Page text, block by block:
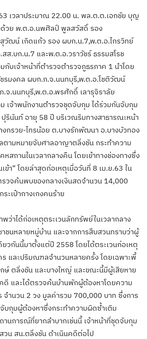
เวลาประมาณ 22.00 น. พล.ต.ต.เอกชัย บุญ
วย​ พ.ต.อ.นพศิลป์ พูลสวัสดิ์ รอง
วัฒน์ เกิดแก้ว รอง ผบก.น.7,พ.ต.อ.ไกรวิทย์
.บก.น.7​ และ​พ.ต.อ.วราวัชร์ ธรรมสโรช
กับเจ้าหน้าที่ตำรวจตำรวจภูธรภาค 1 นำโดย
รมงคล ผบก.ภ.จ.นนทบุรี,พ.ต.อ.โชติวัฒน์
.จ.นนทบุรี,พ.ต.อ.พรศักดิ์ เลารุจิราลัย
เจ้าพนักงานตำรวจชุดจับกุม ได้ร่วมกันจับกุม
รินันท์ อายุ 58 ปี บริเวณริมทางสาธารณะหน้า
งกรวย-ไทรน้อย ต.บางรักพัฒนา อ.บางบัวทอง
ามหมายจับศาลอาญาตลิ่งชัน กระทำความ
สถานในเวลากลางคืน โดยเข้าทางช่องทางซึ่ง
ข้า” โดยล่าสุดก่อเหตุเมื่อวันที่ 8 เม.ย.63 ใน
วจค้นพบของกลางเงินสดจำนวน 14,000
ะเป๋ากางเกงคนร้าย
พว่าได้ก่อเหตุตระเวนลักทรัพย์ในเวลากลาง
ชนหลายหมู่บ้าน และจากการสืบสวนทราบว่าผู้
ยวกันนี้มาตั้งแต่ปี 2558 โดยได้ตระเวนก่อเหตุ
และปริมณฑลจำนวนหลายครั้ง โดยเฉพาะพี้
ษ์ ตลิ่งชัน และบางใหญ่ และขณะนี้มีผู้เสียหาย
ดี และได้ตรวจค้นบ้านพักผู้ต้องหาโดยความ
ำนวน 2 วง มูลค่ารวม 700,000 บาท ซึ่งการ
บกุมผู้ต้องหาซึ่งกระทำความผิดซ้ำเติม
ถานการณ์ที่ยากลำบากเช่นนี้ เจ้าหน้าที่ชุดจับกุม
วน สน.ตลิ่งชัน ดำเนินคดีต่อไป